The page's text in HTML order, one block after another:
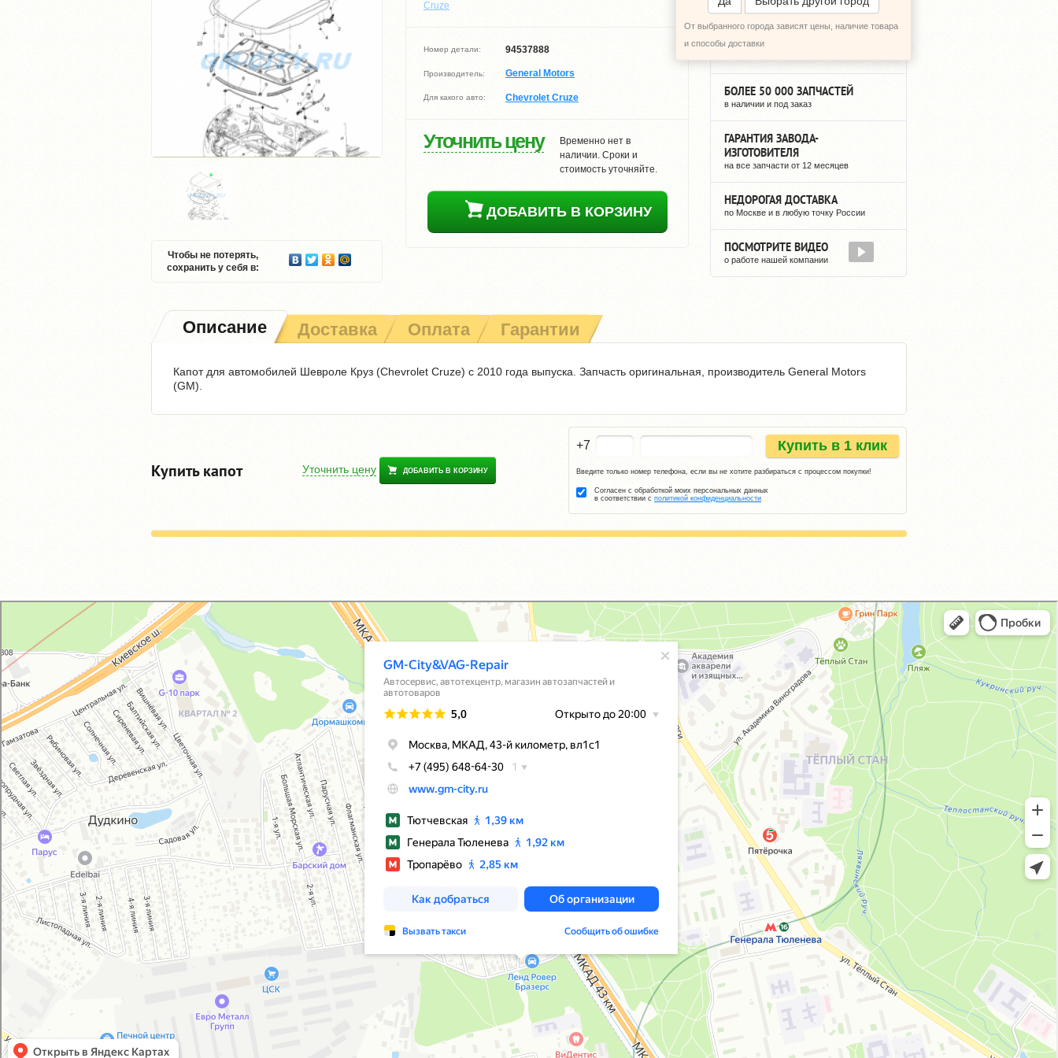
Cruze
Чтобы не потерять,
сохранить у себя в:
Номер детали: 94537888
Производитель: General Motors
Для какого авто: Chevrolet Cruze
Уточнить цену
Временно нет в
наличии. Сроки и
стоимость уточняйте.
ДОБАВИТЬ В КОРЗИНУ
От выбранного города зависят цены, наличие товара
и способы доставки12 ЛЕТ НА РЫНКЕ
БОЛЕЕ 50 000 ЗАПЧАСТЕЙ
в наличии и под заказ
ГАРАНТИЯ ЗАВОДА-
ИЗГОТОВИТЕЛЯ
на все запчасти от 12 месяцев
НЕДОРОГАЯ ДОСТАВКА
по Москве и в любую точку России
ПОСМОТРИТЕ ВИДЕО
о работе нашей компании
Описание Доставка Оплата Гарантии
Капот для автомобилей Шевроле Круз (Chevrolet Cruze) с 2010 года выпуска. Запчасть оригинальная, производитель General Motors
(GM).
Купить капот Уточнить цену ДОБАВИТЬ В КОРЗИНУ
+7 Купить в 1 клик
Введите только номер телефона, если вы не хотите разбираться с процессом покупки!
Согласен с обработкой моих персональных данных
в соответствии с политикой конфиденциальности
GM-City&VAG-Repair
Автосервис, автотехцентр в Москве
Магазин автозапчастей и автотоваров в Москве